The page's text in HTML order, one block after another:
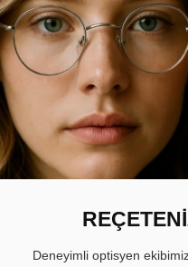
Deneyimli optisyen